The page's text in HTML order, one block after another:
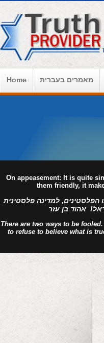
Home מאמרים בעברית
On appeasement: It is quite
them friendly, it
הפלסטינים, למדינה פלסטינית
אהוד בן עזר
There are two ways to be
to refuse to believe what is